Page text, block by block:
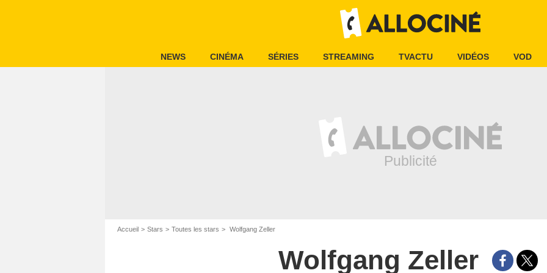
NEWS CINÉMA SÉRIES STREAMING TVACTU VIDÉOS VOD
Accueil Stars Toutes les stars Wolfgang Zeller
Wolfgang Zeller